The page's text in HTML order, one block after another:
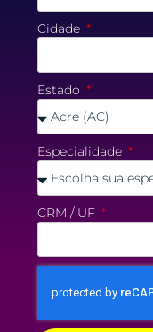
Cidade
Estado
Especialidade
CRM / UF